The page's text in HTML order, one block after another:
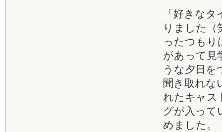
「好きな
りました（
ったつもり
があって見
うな夕日を
聞き取れな
れたキャス
グが入って
めました。